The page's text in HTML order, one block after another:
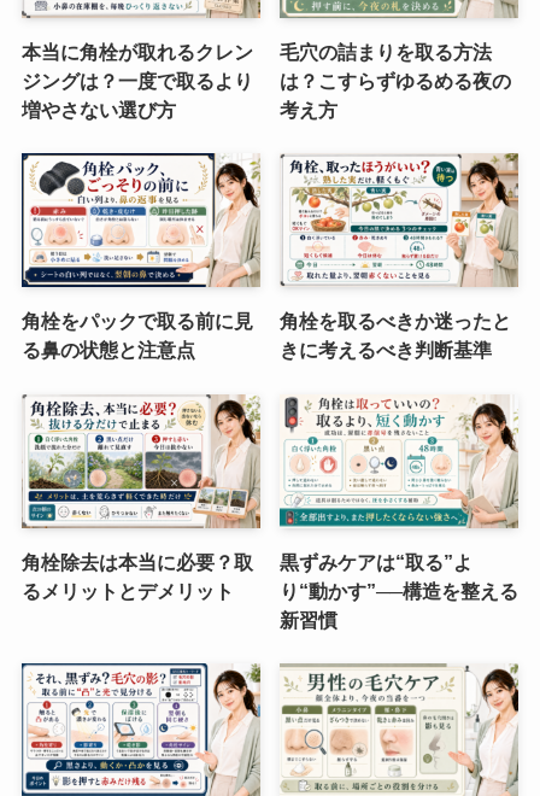
本当に角栓が取れるクレン
ジングは？一度で取るより
増やさない選び方
毛穴の詰まりを取る方法
は？こすらずゆるめる夜の
考え方
角栓をパックで取る前に見
る鼻の状態と注意点
角栓を取るべきか迷ったと
きに考えるべき判断基準
角栓除去は本当に必要？取
るメリットとデメリット
黒ずみケアは“取る”よ
り“動かす”──構造を整える
新習慣